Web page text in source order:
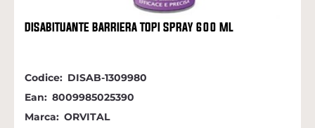
DISABITUANTE BARRIERA TOPI SPRAY 600 ML
Codice: DISAB-1309980
Ean: 8009985025390
Marca: ORVITAL